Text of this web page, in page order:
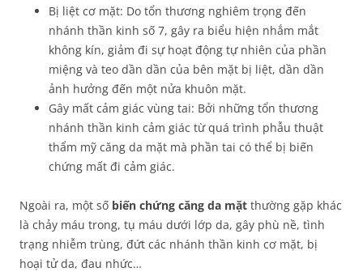
Bị liệt cơ mặt: Do tổn thương nghiêm trọng đến
nhánh thần kinh số 7, gây ra biểu hiện nhắm mắt
không kín, giảm đi sự hoạt động tự nhiên của phần
miệng và teo dần dần của bên mặt bị liệt, dần dần
ảnh hưởng đến một nửa khuôn mặt.
Gây mất cảm giác vùng tai: Bởi những tổn thương
nhánh thần kinh cảm giác từ quá trình phẫu thuật
thẩm mỹ căng da mặt mà phần tai có thể bị biến
chứng mất đi cảm giác.
Ngoài ra, một số biến chứng căng da mặt thường gặp khác
là chảy máu trong, tụ máu dưới lớp da, gây phù nề, tình
trạng nhiễm trùng, đứt các nhánh thần kinh cơ mặt, bị
hoại tử da, đau nhức…